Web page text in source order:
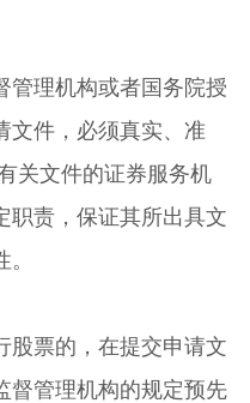
管理机构或者国务院授
文件，必须真实、准
关文件的证券服务机
职责，保证其所出具文
股票的，在提交申请文
督管理机构的规定预先